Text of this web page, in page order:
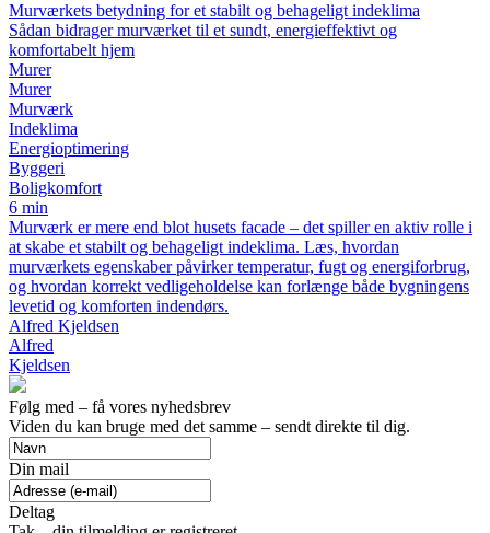
Murværkets betydning for et stabilt og behageligt indeklima
Sådan bidrager murværket til et sundt, energieffektivt og
komfortabelt hjem
Murer
Murer
Murværk
Indeklima
Energioptimering
Byggeri
Boligkomfort
6 min
Murværk er mere end blot husets facade – det spiller en aktiv rolle i
at skabe et stabilt og behageligt indeklima. Læs, hvordan
murværkets egenskaber påvirker temperatur, fugt og energiforbrug,
og hvordan korrekt vedligeholdelse kan forlænge både bygningens
levetid og komforten indendørs.
Alfred Kjeldsen
Alfred
Kjeldsen
Følg med – få vores nyhedsbrev
Viden du kan bruge med det samme – sendt direkte til dig.
Din mail
Deltag